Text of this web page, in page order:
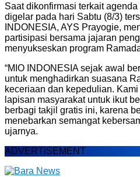
Saat dikonfirmasi terkait
digelar pada hari Sabtu (8/3)
INDONESIA, AYS Prayogie,
partisipasi bersama jajaran
menyukseskan program
“MIO INDONESIA sejak awal
untuk menghadirkan suasana
keceriaan dan kepedulian.
lapisan masyarakat untuk ikut
berbagi takjil gratis ini, karena
menebarkan semangat
ujarnya.
ADVERTISEMENT